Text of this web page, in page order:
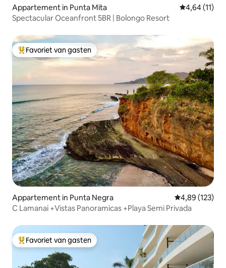
Appartement in Punta Mita Gemiddelde
4,64 (11)
Spectacular Oceanfront 5BR | Bolongo Resort
Topfavoriet van gasten
Favoriet van gasten
Appartement in Punta Negra Gemiddelde
4,89 (123)
C Lamanai +Vistas Panoramicas +Playa Semi Privada
Topfavoriet van gasten
Favoriet van gasten